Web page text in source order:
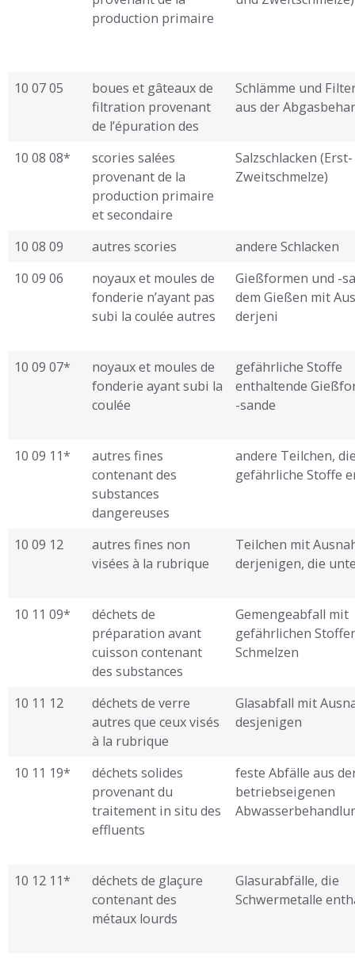
production primaire
10 07 05
boues et gâteaux de
filtration provenant
de l’épuration des
Schlämme und
aus der
10 08 08*
scories salées
provenant de la
production primaire
et secondaire
Salzschlacken
Zweitschmelze)
10 08 09 autres scories
andere Schlacken
10 09 06
noyaux et moules de
fonderie n’ayant pas
subi la coulée autres
Gießformen und -
dem Gießen mit
derjeni ­
10 09 07*
noyaux et moules de
fonderie ayant subi la
coulée
gefährliche Stoffe
enthaltende
-sande
10 09 11*
autres fines
contenant des
substances
dangereuses
andere Teilchen,
gefährliche Stoffe
10 09 12
autres fines non
visées à la rubrique
Teilchen mit
derjenigen, die
10 11 09*
déchets de
préparation avant
cuisson contenant
des substances
Gemengeabfall mit
gefährlichen
Schmelzen
10 11 12
déchets de verre
autres que ceux visés
à la rubrique
Glasabfall mit
desjenigen
10 11 19*
déchets solides
provenant du
traitement in situ des
effluents
feste Abfälle aus
betriebseigenen
10 12 11*
déchets de glaçure
contenant des
métaux lourds
Glasurabfälle, die
Schwermetalle